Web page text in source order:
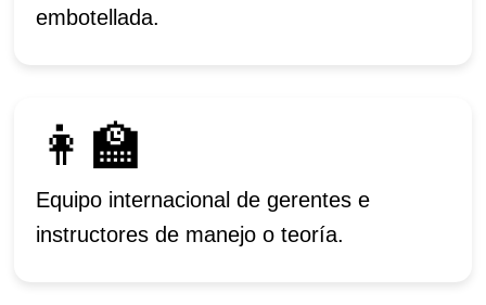
embotellada.
👩‍🏫
Equipo internacional de gerentes e
instructores de manejo o teoría.